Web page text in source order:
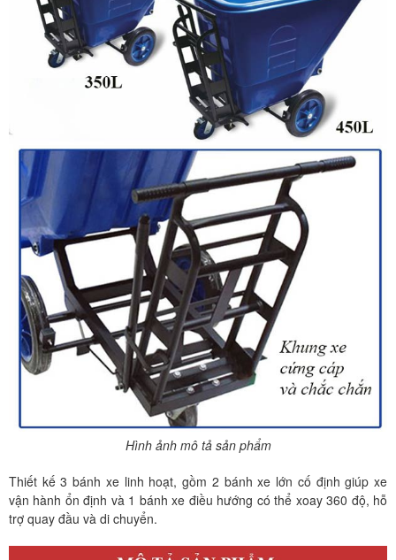
Hình ảnh mô tả sản phẩm
Thiết kế 3 bánh xe linh hoạt, gồm 2 bánh xe lớn cố định giúp xe
vận hành ổn định và 1 bánh xe điều hướng có thể xoay 360 độ, hỗ
trợ quay đầu và di chuyển.